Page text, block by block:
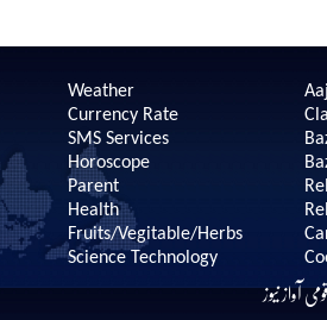
Weather
Currency Rate
SMS Services
Horoscope
Parent
Health
Fruits/Vegitable/Herbs
Science Technology